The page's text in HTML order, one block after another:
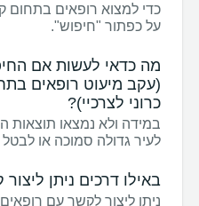
כדי למצוא רופאים בתחום
על כפתור "חיפוש".
מה כדאי לעשות אם
(עקב מיעוט רופאים
כרוני לצרכיי)?
במידה ולא נמצאו תוצאות
לעיר גדולה סמוכה או
באילו דרכים ניתן
ניתן ליצור לקשר עם